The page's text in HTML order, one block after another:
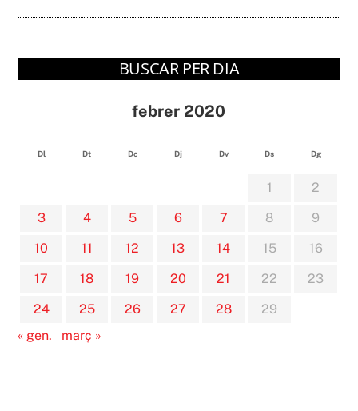
BUSCAR PER DIA
febrer 2020
Dl Dt Dc Dj Dv Ds Dg
1
2
3
4 5 6 7 8
9
10
11 12 13 14 15
16
17
18 19 20 21 22
23
24
25 26 27 28
29
« gen.
març »